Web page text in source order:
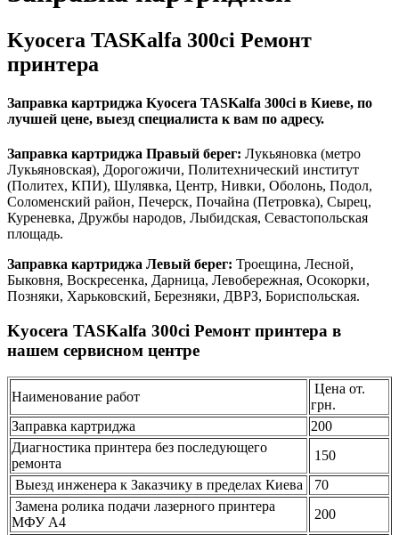
Kyocera TASKalfa 300ci Ремонт
принтера
Заправка картриджа Kyocera TASKalfa 300ci в Киеве, по
лучшей цене, выезд специалиста к вам по адресу.
Заправка картриджа Правый берег: Лукьяновка (метро
Лукьяновская), Дорогожичи, Политехнический институт
(Политех, КПИ), Шулявка, Центр, Нивки, Оболонь, Подол,
Соломенский район, Печерск, Почайна (Петровка), Сырец,
Куреневка, Дружбы народов, Лыбидская, Севастопольская
площадь.
Заправка картриджа Левый берег: Троещина, Лесной,
Быковня, Воскресенка, Дарница, Левобережная, Осокорки,
Позняки, Харьковский, Березняки, ДВРЗ, Бориспольская.
Kyocera TASKalfa 300ci Ремонт принтера в
нашем сервисном центре
Наименование работ
Цена от.
грн.
Заправка картриджа
200
Диагностика принтера без последующего
ремонта
150
Выезд инженера к Заказчику в пределах Киева
70
Замена ролика подачи лазерного принтера
МФУ А4
200